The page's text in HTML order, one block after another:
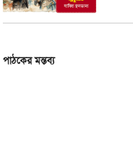
পাঠকের মন্তব্য